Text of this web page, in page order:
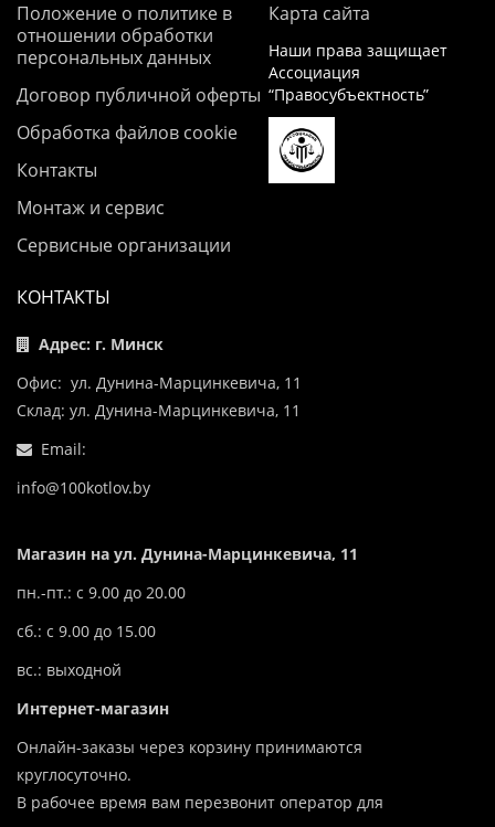
Положение о политике в
отношении обработки
персональных данных
Договор публичной оферты
Обработка файлов cookie
Контакты
Монтаж и сервис
Сервисные организации
Карта сайта
Наши права защищает
Ассоциация
“Правосубъектность”
КОНТАКТЫ
Адрес: г. Минск
Офис: ул. Дунина-Марцинкевича, 11
Склад: ул. Дунина-Марцинкевича, 11
Email:
info@100kotlov.by
Магазин на ул. Дунина-Марцинкевича, 11
пн.-пт.: с 9.00 до 20.00
сб.: с 9.00 до 15.00
вс.: выходной
Интернет-магазин
Онлайн-заказы через корзину принимаются
круглосуточно.
В рабочее время вам перезвонит оператор для